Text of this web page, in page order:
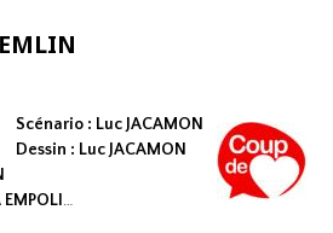
Scénario : Luc JACAMON
Dessin : Luc JACAMON